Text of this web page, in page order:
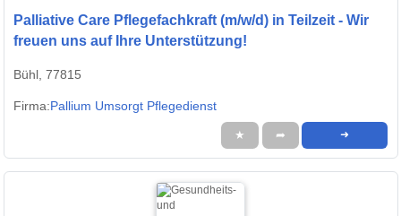
Palliative Care Pflegefachkraft (m/w/d) in Teilzeit - Wir
freuen uns auf Ihre Unterstützung!
Bühl, 77815
Firma:Pallium Umsorgt Pflegedienst
★ ➦ ➜